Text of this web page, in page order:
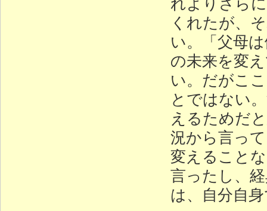
くれたが、
い。「父母
の未来を変
い。だがこ
とではない
えるためだ
況から言っ
変えること
言ったし、
は、自分自